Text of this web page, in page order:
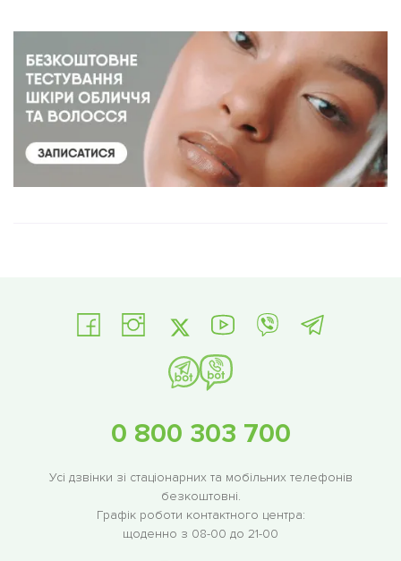
0 800 303 700
Усі дзвінки зі стаціонарних та мобільних телефонів
безкоштовні.
Графік роботи контактного центра:
щоденно з 08-00 до 21-00